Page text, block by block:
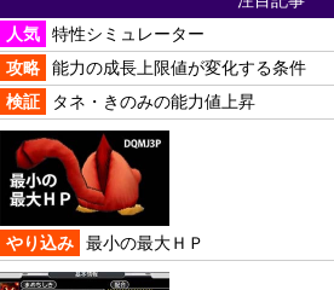
人気
特性シミュレーター
攻略
能力の成長上限値が変化する条件
検証
タネ・きのみの能力値上昇
やり込み 最小の最大ＨＰ